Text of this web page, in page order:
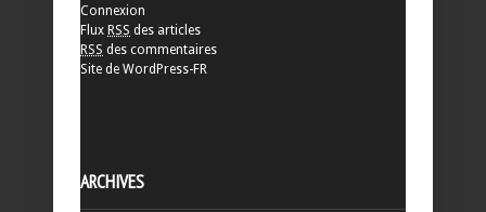
Connexion
Flux RSS des articles
RSS des commentaires
Site de WordPress-FR
ARCHIVES